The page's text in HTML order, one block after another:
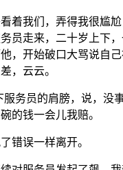
着我们，弄得我很尴
员走来，二十岁上下
，开始破口大骂说自
，云云。
服务员的肩膀，说，没
的钱一会儿我赔。
错误一样离开。